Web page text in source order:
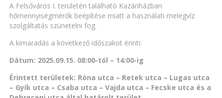
A Felsőváros I. területén található Kazánházban
hőmennyiségmérők beépítése miatt a használati melegvíz
szolgáltatás szünetelni fog.
A kimaradás a következő időszakot érinti:
Dátum: 2025.09.15. 08:00-tól – 14:00-ig
Érintett területek: Róna utca – Retek utca – Lugas utca
– Gyík utca – Csaba utca – Vajda utca – Fecske utca és a